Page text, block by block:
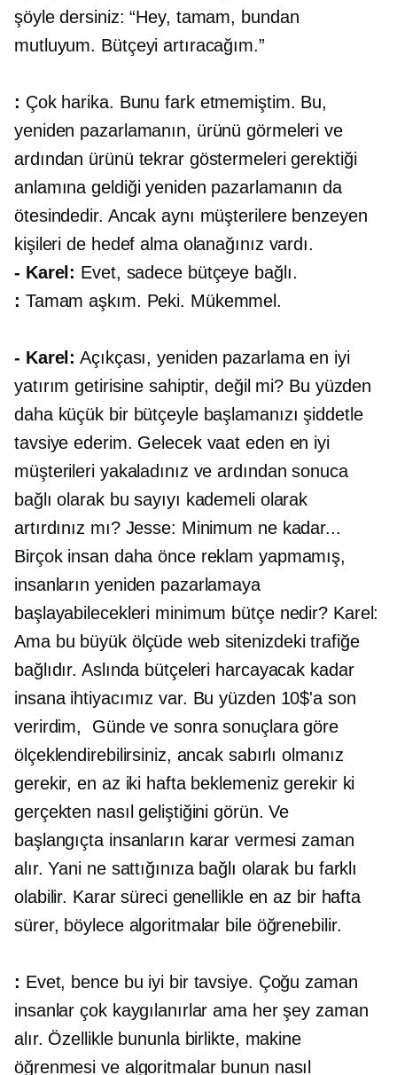
şöyle dersiniz: “Hey, tamam, bundan
mutluyum. Bütçeyi artıracağım.”
: Çok harika. Bunu fark etmemiştim. Bu,
yeniden pazarlamanın, ürünü görmeleri ve
ardından ürünü tekrar göstermeleri gerektiği
anlamına geldiği yeniden pazarlamanın da
ötesindedir. Ancak aynı müşterilere benzeyen
kişileri de hedef alma olanağınız vardı.
- Karel: Evet, sadece bütçeye bağlı.
: Tamam aşkım. Peki. Mükemmel.
- Karel: Açıkçası, yeniden pazarlama en iyi
yatırım getirisine sahiptir, değil mi? Bu yüzden
daha küçük bir bütçeyle başlamanızı şiddetle
tavsiye ederim. Gelecek vaat eden en iyi
müşterileri yakaladınız ve ardından sonuca
bağlı olarak bu sayıyı kademeli olarak
artırdınız mı? Jesse: Minimum ne kadar...
Birçok insan daha önce reklam yapmamış,
insanların yeniden pazarlamaya
başlayabilecekleri minimum bütçe nedir? Karel:
Ama bu büyük ölçüde web sitenizdeki trafiğe
bağlıdır. Aslında bütçeleri harcayacak kadar
insana ihtiyacımız var. Bu yüzden 10$'a son
verirdim,
Günde ve sonra sonuçlara göre
ölçeklendirebilirsiniz, ancak sabırlı olmanız
gerekir, en az iki hafta beklemeniz gerekir ki
gerçekten nasıl geliştiğini görün. Ve
başlangıçta insanların karar vermesi zaman
alır. Yani ne sattığınıza bağlı olarak bu farklı
olabilir. Karar süreci genellikle en az bir hafta
sürer, böylece algoritmalar bile öğrenebilir.
: Evet, bence bu iyi bir tavsiye. Çoğu zaman
insanlar çok kaygılanırlar ama her şey zaman
alır. Özellikle bununla birlikte, makine
öğrenmesi ve algoritmalar bunun nasıl